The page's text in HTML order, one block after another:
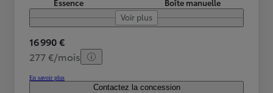
Essence
Boîte manuelle
Voir plus
16 990 €
277 €/mois
En savoir plus
Contactez la concession